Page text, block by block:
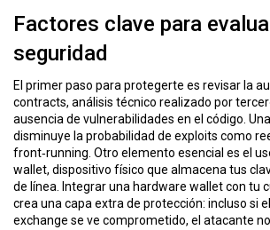
Factores clave para
seguridad
El primer paso para protegerte es revisar la
contracts, análisis técnico realizado por
ausencia de vulnerabilidades en el código .
disminuye la probabilidad de exploits como
front‑running. Otro elemento esencial es el
wallet, dispositivo físico que almacena tus
de línea . Integrar una hardware wallet con tu
crea una capa extra de protección: incluso si
exchange se ve comprometido, el atacante